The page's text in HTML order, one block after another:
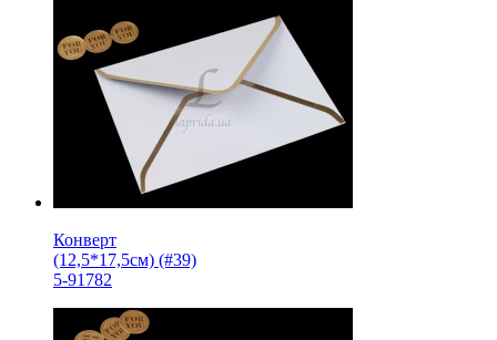
Конверт
(12,5*17,5см) (#39)
5-91782